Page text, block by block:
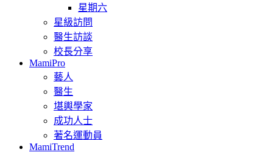
星期六
星級訪問
醫生訪談
校長分享
MamiPro
藝人
醫生
堪輿學家
成功人士
著名運動員
MamiTrend